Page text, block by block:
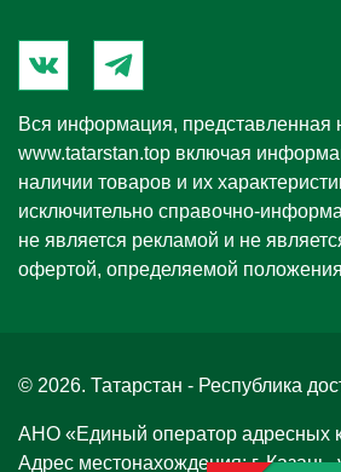
Вся информация, представленная
www.tatarstan.top включая
наличии товаров и их
исключительно справочно-
не является рекламой и не
офертой, определяемой
© 2026. Татарстан - Республика
АНО «Единый оператор адресных
Адрес местонахождения: г. Казань,